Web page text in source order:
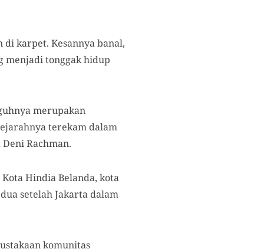
karpet. Kesannya banal,
menjadi tonggak hidup
merupakan
terekam dalam
Rachman.
Hindia Belanda, kota
setelah Jakarta dalam
komunitas